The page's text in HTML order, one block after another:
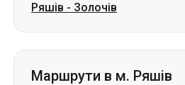
Ряшів - Золочів
Маршрути в м. Ряшів